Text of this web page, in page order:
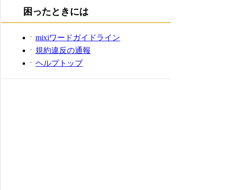
困ったときには
mixiワードガイドライン
規約違反の通報
ヘルプトップ